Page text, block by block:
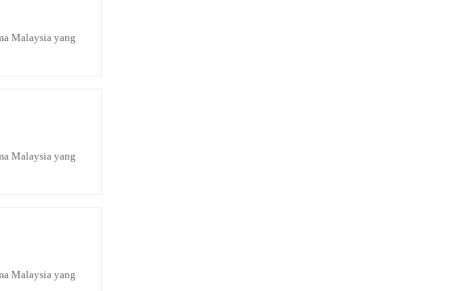
Malaysia yang
Malaysia yang
Malaysia yang